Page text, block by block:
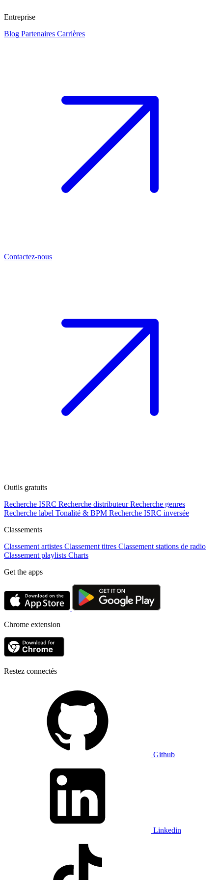
Entreprise
Blog Partenaires Carrières
Contactez-nous
Outils gratuits
Recherche ISRC Recherche distributeur Recherche genres
Recherche label Tonalité & BPM Recherche ISRC inversée
Classements
Classement artistes Classement titres Classement stations de radio
Classement playlists Charts
Get the apps
Chrome extension
Restez connectés
Github
Linkedin